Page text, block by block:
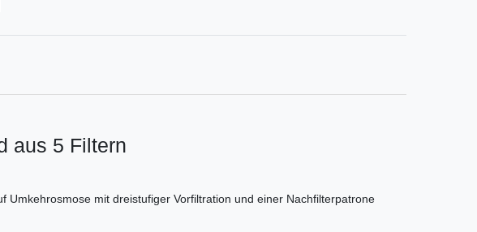
aus 5 Filtern
Umkehrosmose mit dreistufiger Vorfiltration und einer Nachfilterpatrone